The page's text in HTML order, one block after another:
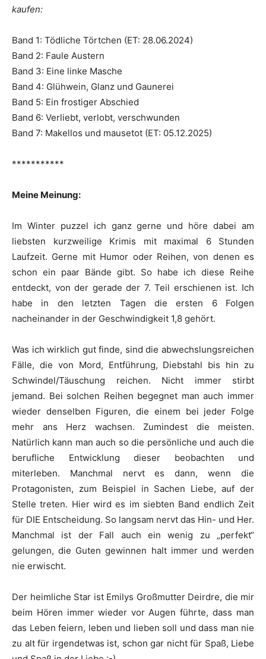
kaufen:
Band 1: Tödliche Törtchen (ET: 28.06.2024)
Band 2: Faule Austern
Band 3: Eine linke Masche
Band 4: Glühwein, Glanz und Gaunerei
Band 5: Ein frostiger Abschied
Band 6: Verliebt, verlobt, verschwunden
Band 7: Makellos und mausetot (ET: 05.12.2025)
***********
Meine Meinung:
Im Winter puzzel ich ganz gerne und höre dabei am
liebsten kurzweilige Krimis mit maximal 6 Stunden
Laufzeit. Gerne mit Humor oder Reihen, von denen es
schon ein paar Bände gibt. So habe ich diese Reihe
entdeckt, von der gerade der 7. Teil erschienen ist. Ich
habe in den letzten Tagen die ersten 6 Folgen
nacheinander in der Geschwindigkeit 1,8 gehört.
Was ich wirklich gut finde, sind die abwechslungsreichen
Fälle, die von Mord, Entführung, Diebstahl bis hin zu
Schwindel/Täuschung reichen. Nicht immer stirbt
jemand. Bei solchen Reihen begegnet man auch immer
wieder denselben Figuren, die einem bei jeder Folge
mehr ans Herz wachsen. Zumindest die meisten.
Natürlich kann man auch so die persönliche und auch die
berufliche Entwicklung dieser beobachten und
miterleben. Manchmal nervt es dann, wenn die
Protagonisten, zum Beispiel in Sachen Liebe, auf der
Stelle treten. Hier wird es im siebten Band endlich Zeit
für DIE Entscheidung. So langsam nervt das Hin- und Her.
Manchmal ist der Fall auch ein wenig zu „perfekt“
gelungen, die Guten gewinnen halt immer und werden
nie erwischt.
Der heimliche Star ist Emilys Großmutter Deirdre, die mir
beim Hören immer wieder vor Augen führte, dass man
das Leben feiern, leben und lieben soll und dass man nie
zu alt für irgendetwas ist, schon gar nicht für Spaß, Liebe